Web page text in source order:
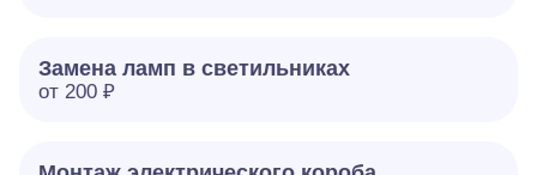
Замена ламп в светильниках
от 200 ₽